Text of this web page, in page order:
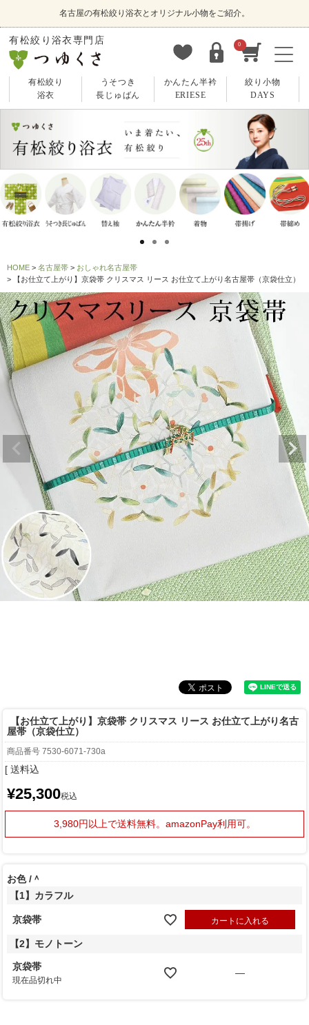
名古屋の有松絞り浴衣とオリジナル小物をご紹介。
有松絞り浴衣専門店 0
有松絞り
浴衣
うそつき
長じゅばん
かんたん半衿
ERIESE
絞り小物
DAYS
HOME 名古屋帯
おしゃれ名古屋帯
【お仕立て上がり】京袋帯 クリスマス リース お仕立て上がり名古屋帯（京袋仕立）
【お仕立て上がり】京袋帯 クリスマス リース お仕立て上がり名古
屋帯（京袋仕立）
商品番号 7530-6071-730a
送料込
¥25,300税込
3,980円以上で送料無料。 amazonPay利用可。
お色
＾
【1】カラフル
京袋帯 カートに入れる
【2】モノトーン
京袋帯
現在品切れ中
—